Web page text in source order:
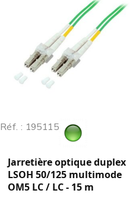
Réf. : 195115
Jarretière optique duplex
LSOH 50/125 multimode
OM5 LC / LC - 15 m